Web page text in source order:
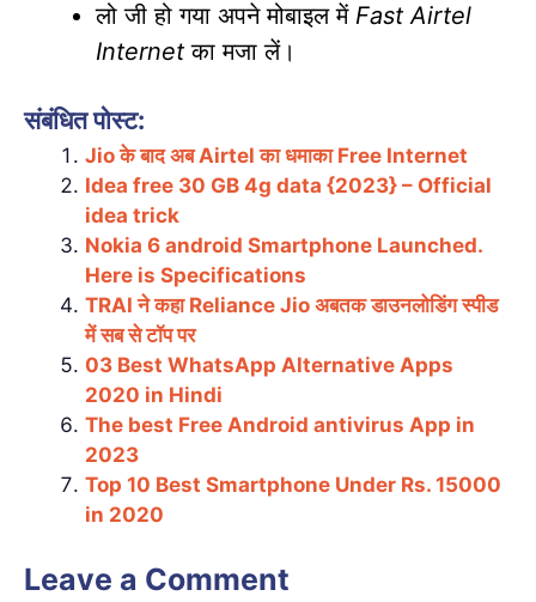
लो जी हो गया अपने मोबाइल में Fast Airtel
Internet का मजा लें।
संबंधित पोस्ट:
Jio के बाद अब Airtel का धमाका Free Internet
Idea free 30 GB 4g data {2023} – Official
idea trick
Nokia 6 android Smartphone Launched.
Here is Specifications
TRAI ने कहा Reliance Jio अबतक डाउनलोडिंग स्पीड
में सब से टॉप पर
03 Best WhatsApp Alternative Apps
2020 in Hindi
The best Free Android antivirus App in
2023
Top 10 Best Smartphone Under Rs. 15000
in 2020
Leave a Comment